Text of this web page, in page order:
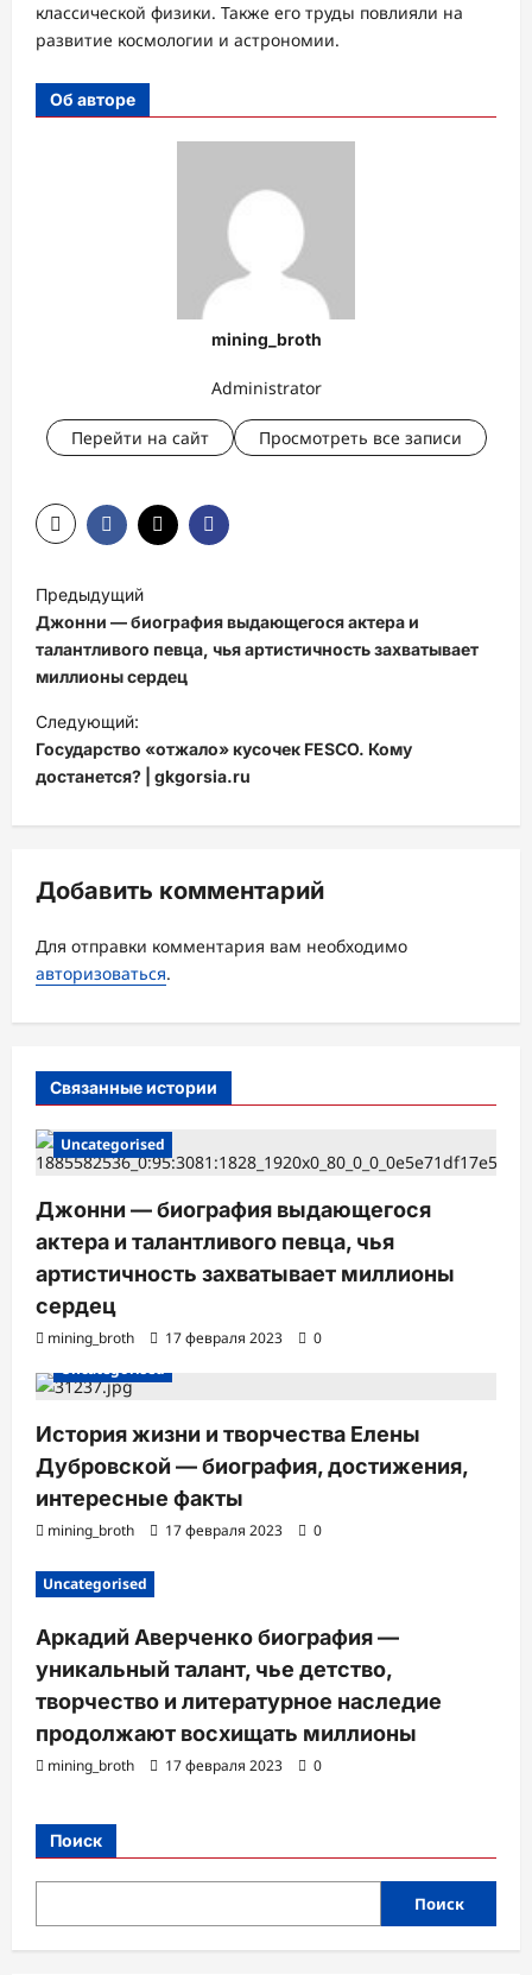
классической физики. Также его труды повлияли на
развитие космологии и астрономии.
Об авторе
mining_broth
Administrator
Перейти на сайт Просмотреть все записи
Н
а
в
и
г
а
я
з
а
п
и
Предыдущий
Джонни — биография выдающегося актера и
талантливого певца, чья артистичность захватывает
миллионы сердец
Следующий:
Государство «отжало» кусочек FESCO. Кому
достанется? | gkgorsia.ru
Добавить комментарий
Для отправки комментария вам необходимо
авторизоваться.
Связанные истории
Uncategorised
Джонни — биография выдающегося
актера и талантливого певца, чья
артистичность захватывает миллионы
сердец
mining_broth 17 февраля 2023
0
Uncategorised
История жизни и творчества Елены
Дубровской — биография, достижения,
интересные факты
mining_broth 17 февраля 2023 0
Uncategorised
Аркадий Аверченко биография —
уникальный талант, чье детство,
творчество и литературное наследие
продолжают восхищать миллионы
mining_broth 17 февраля 2023 0
Поиск
Поиск